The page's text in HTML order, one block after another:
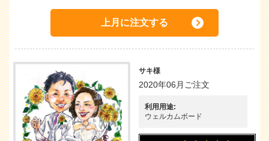
上月に注文する
サキ様
2020年06月ご注文
利用用途:
ウェルカムボード